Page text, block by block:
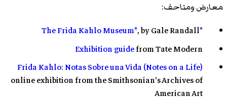
معارض ومتاحف:
"The Frida Kahlo Museum"
, by Gale Randall
Exhibition guidefrom Tate Modern
Frida Kahlo: Notas Sobre una Vida (Notes on a Life)
online exhibition from the Smithsonian's Archives of
American Art